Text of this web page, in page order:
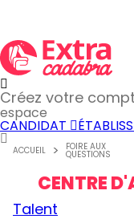
Créez votre
espace
CANDIDAT
ACCUEIL FOIRE AUX
QUESTIONS
CENTRE
Talent